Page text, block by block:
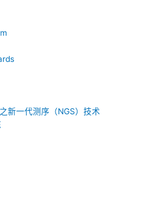
新一代测序（NGS）技术